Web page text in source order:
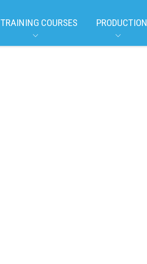
TRAINING COURSES PRODUCTION